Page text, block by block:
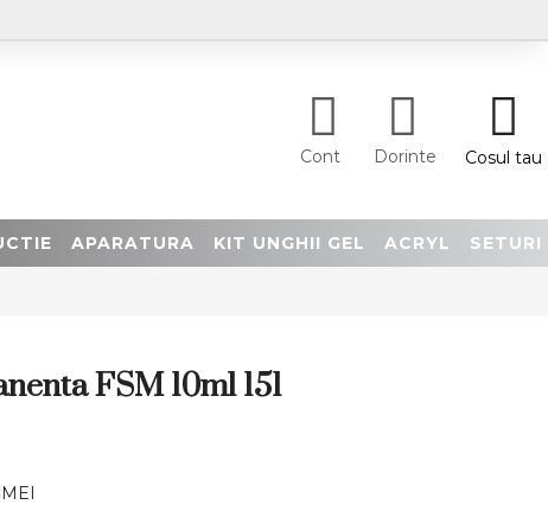
Cont Dorinte Cosul tau
APARATURA KIT UNGHII GEL ACRYL SETURI
FSM 10ml 151